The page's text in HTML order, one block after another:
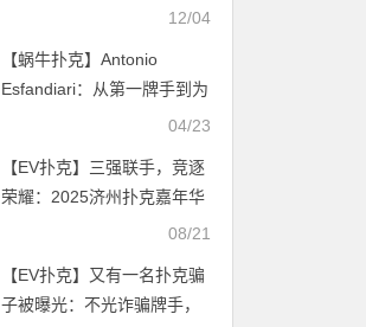
Arnaud荣获终极冠军！12/04
【蜗牛扑克】Antonio
Esfandiari：从第一牌手到为
04/23
【EV扑克】三强联手，竞逐
荣耀：2025济州扑克嘉年华
定档11月1日至11月12日08/21
【EV扑克】又有一名扑克骗
子被曝光：不光诈骗牌手，